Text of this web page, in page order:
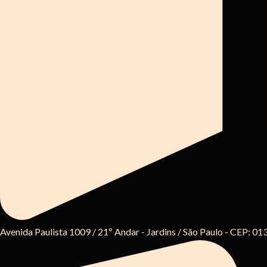
Avenida Paulista 1009 / 21º Andar - Jardins / São Paulo - CEP: